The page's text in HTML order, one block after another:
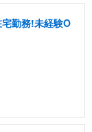
勤務!未経験O